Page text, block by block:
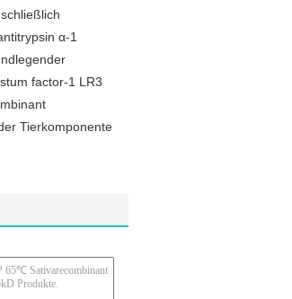
α-1
factor-1 LR3
Tierkomponente